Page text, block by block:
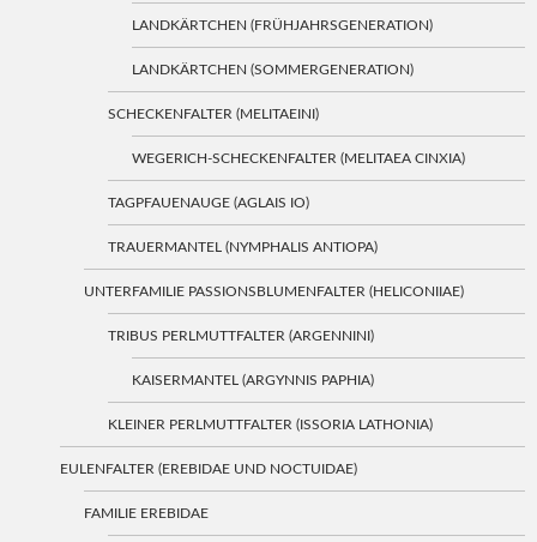
LANDKÄRTCHEN (FRÜHJAHRSGENERATION)
LANDKÄRTCHEN (SOMMERGENERATION)
SCHECKENFALTER (MELITAEINI)
WEGERICH-SCHECKENFALTER (MELITAEA CINXIA)
TAGPFAUENAUGE (AGLAIS IO)
TRAUERMANTEL (NYMPHALIS ANTIOPA)
UNTERFAMILIE PASSIONSBLUMENFALTER (HELICONIIAE)
TRIBUS PERLMUTTFALTER (ARGENNINI)
KAISERMANTEL (ARGYNNIS PAPHIA)
KLEINER PERLMUTTFALTER (ISSORIA LATHONIA)
EULENFALTER (EREBIDAE UND NOCTUIDAE)
FAMILIE EREBIDAE